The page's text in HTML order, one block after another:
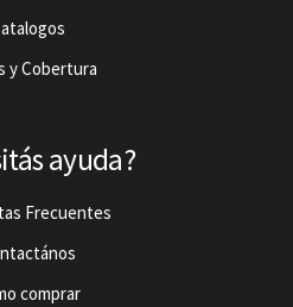
y Cobertura
ayuda?
Frecuentes
comprar